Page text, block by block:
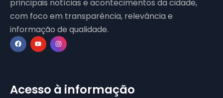
principais notícias e acontecimentos da cidade,
com foco em transparência, relevância e
informação de qualidade.
Acesso à informação